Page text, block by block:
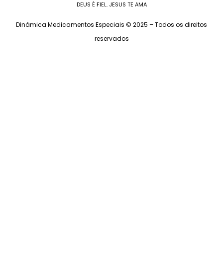
DEUS É FIEL. JESUS TE AMA
Dinâmica Medicamentos Especiais © 2025 – Todos os direitos
reservados